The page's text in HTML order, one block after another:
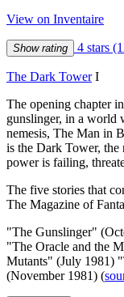
View on Inventaire
Show rating 4 stars
The Dark TowerI
The opening chapter
gunslinger, in a world
nemesis, The Man in
is the Dark Tower, the
power is failing,
The five stories that
The Magazine of
"The Gunslinger"
"The Oracle and the
Mutants" (July 1981)
(November 1981) (